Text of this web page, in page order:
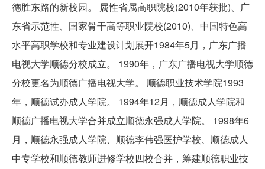
德胜东路的新校园。 属性省属高职院校(2010年获批)、广
东省示范性、国家骨干高等职业院校(2010)、中国特色高
水平高职学校和专业建设计划展开1984年5月，广东广播
电视大学顺德分校成立。 1990年，广东广播电视大学顺德
分校更名为顺德广播电视大学。 顺德职业技术学院1993
年，顺德试办成人学院。 1994年12月，顺德成人学院和
顺德广播电视大学合并成立顺德永强成人学院。 1998年6
月，顺德永强成人学院、顺德李伟强医护学校、顺德成人
中专学校和顺德教师进修学校四校合并，筹建顺德职业技